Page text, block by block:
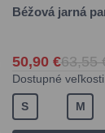
Béžová jarná
50,90 €63,55
Dostupné
S M